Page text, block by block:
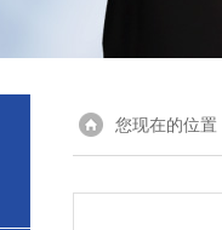
您现在的位置